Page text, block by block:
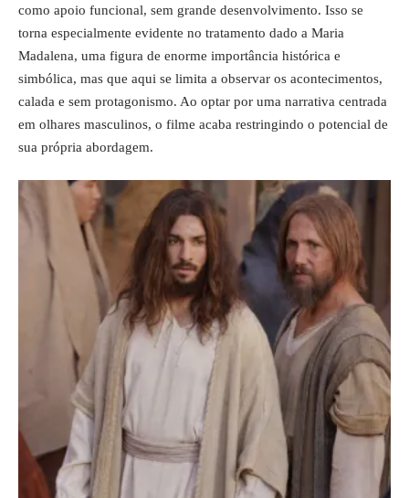
como apoio funcional, sem grande desenvolvimento. Isso se
torna especialmente evidente no tratamento dado a Maria
Madalena, uma figura de enorme importância histórica e
simbólica, mas que aqui se limita a observar os acontecimentos,
calada e sem protagonismo. Ao optar por uma narrativa centrada
em olhares masculinos, o filme acaba restringindo o potencial de
sua própria abordagem.